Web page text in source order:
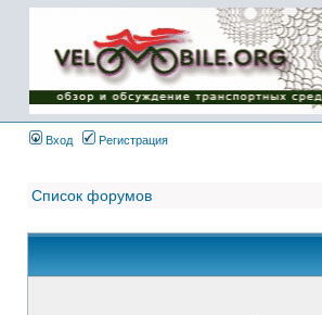
Имя пользователя:
Пароль:
{ LOG_ME_IN_SHORT
}
Вход
Регистрация
Список форумов